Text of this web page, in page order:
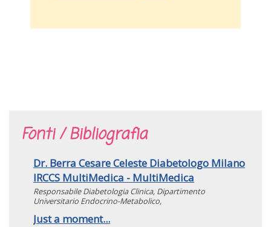
Fonti / Bibliografia
Dr. Berra Cesare Celeste Diabetologo Milano
IRCCS MultiMedica - MultiMedica
Responsabile Diabetologia Clinica, Dipartimento
Universitario Endocrino-Metabolico,
Just a moment...